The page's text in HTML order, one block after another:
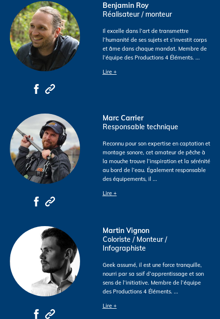
Benjamin Roy
Réalisateur / monteur
Il excelle dans l’art de transmettre
l’humanité de ses sujets et s’investit corps
et âme dans chaque mandat. Membre de
l’équipe des Productions 4 Éléments. ...
Lire +
Marc Carrier
Responsable technique
Reconnu pour son expertise en captation et
montage sonore, cet amateur de pêche à
la mouche trouve l’inspiration et la sérénité
au bord de l’eau. Également responsable
des équipements, il ...
Lire +
Martin Vignon
Coloriste / Monteur /
Infographiste
Geek assumé, il est une force tranquille,
nourri par sa soif d’apprentissage et son
sens de l’initiative. Membre de l’équipe
des Productions 4 Éléments. ...
Lire +